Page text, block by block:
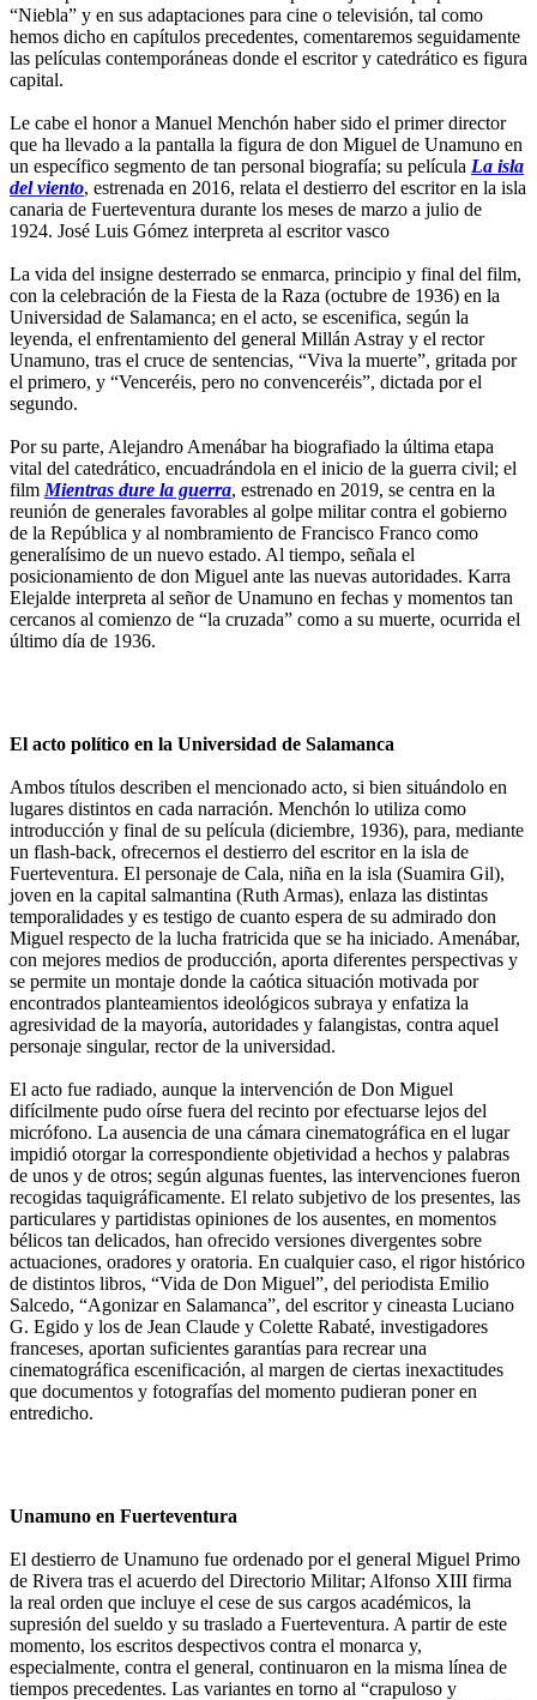
“Niebla” y en sus adaptaciones para cine o televisión, tal como
hemos dicho en capítulos precedentes, comentaremos seguidamente
las películas contemporáneas donde el escritor y catedrático es figura
capital.
Le cabe el honor a Manuel Menchón haber sido el primer director
que ha llevado a la pantalla la figura de don Miguel de Unamuno en
un específico segmento de tan personal biografía; su película La isla
del viento, estrenada en 2016, relata el destierro del escritor en la isla
canaria de Fuerteventura durante los meses de marzo a julio de
1924. José Luis Gómez interpreta al escritor vasco
La vida del insigne desterrado se enmarca, principio y final del film,
con la celebración de la Fiesta de la Raza (octubre de 1936) en la
Universidad de Salamanca; en el acto, se escenifica, según la
leyenda, el enfrentamiento del general Millán Astray y el rector
Unamuno, tras el cruce de sentencias, “Viva la muerte”, gritada por
el primero, y “Venceréis, pero no convenceréis”, dictada por el
segundo.
Por su parte, Alejandro Amenábar ha biografiado la última etapa
vital del catedrático, encuadrándola en el inicio de la guerra civil; el
film Mientras dure la guerra, estrenado en 2019, se centra en la
reunión de generales favorables al golpe militar contra el gobierno
de la República y al nombramiento de Francisco Franco como
generalísimo de un nuevo estado. Al tiempo, señala el
posicionamiento de don Miguel ante las nuevas autoridades. Karra
Elejalde interpreta al señor de Unamuno en fechas y momentos tan
cercanos al comienzo de “la cruzada” como a su muerte, ocurrida el
último día de 1936.
El acto político en la Universidad de Salamanca
Ambos títulos describen el mencionado acto, si bien situándolo en
lugares distintos en cada narración. Menchón lo utiliza como
introducción y final de su película (diciembre, 1936), para, mediante
un flash-back, ofrecernos el destierro del escritor en la isla de
Fuerteventura. El personaje de Cala, niña en la isla (Suamira Gil),
joven en la capital salmantina (Ruth Armas), enlaza las distintas
temporalidades y es testigo de cuanto espera de su admirado don
Miguel respecto de la lucha fratricida que se ha iniciado. Amenábar,
con mejores medios de producción, aporta diferentes perspectivas y
se permite un montaje donde la caótica situación motivada por
encontrados planteamientos ideológicos subraya y enfatiza la
agresividad de la mayoría, autoridades y falangistas, contra aquel
personaje singular, rector de la universidad.
El acto fue radiado, aunque la intervención de Don Miguel
difícilmente pudo oírse fuera del recinto por efectuarse lejos del
micrófono. La ausencia de una cámara cinematográfica en el lugar
impidió otorgar la correspondiente objetividad a hechos y palabras
de unos y de otros; según algunas fuentes, las intervenciones fueron
recogidas taquigráficamente. El relato subjetivo de los presentes, las
particulares y partidistas opiniones de los ausentes, en momentos
bélicos tan delicados, han ofrecido versiones divergentes sobre
actuaciones, oradores y oratoria. En cualquier caso, el rigor histórico
de distintos libros, “Vida de Don Miguel”, del periodista Emilio
Salcedo, “Agonizar en Salamanca”, del escritor y cineasta Luciano
G. Egido y los de Jean Claude y Colette Rabaté, investigadores
franceses, aportan suficientes garantías para recrear una
cinematográfica escenificación, al margen de ciertas inexactitudes
que documentos y fotografías del momento pudieran poner en
entredicho.
Unamuno en Fuerteventura
El destierro de Unamuno fue ordenado por el general Miguel Primo
de Rivera tras el acuerdo del Directorio Militar; Alfonso XIII firma
la real orden que incluye el cese de sus cargos académicos, la
supresión del sueldo y su traslado a Fuerteventura. A partir de este
momento, los escritos despectivos contra el monarca y,
especialmente, contra el general, continuaron en la misma línea de
tiempos precedentes. Las variantes en torno al “crapuloso y